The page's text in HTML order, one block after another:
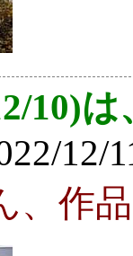
10)
12/
、作